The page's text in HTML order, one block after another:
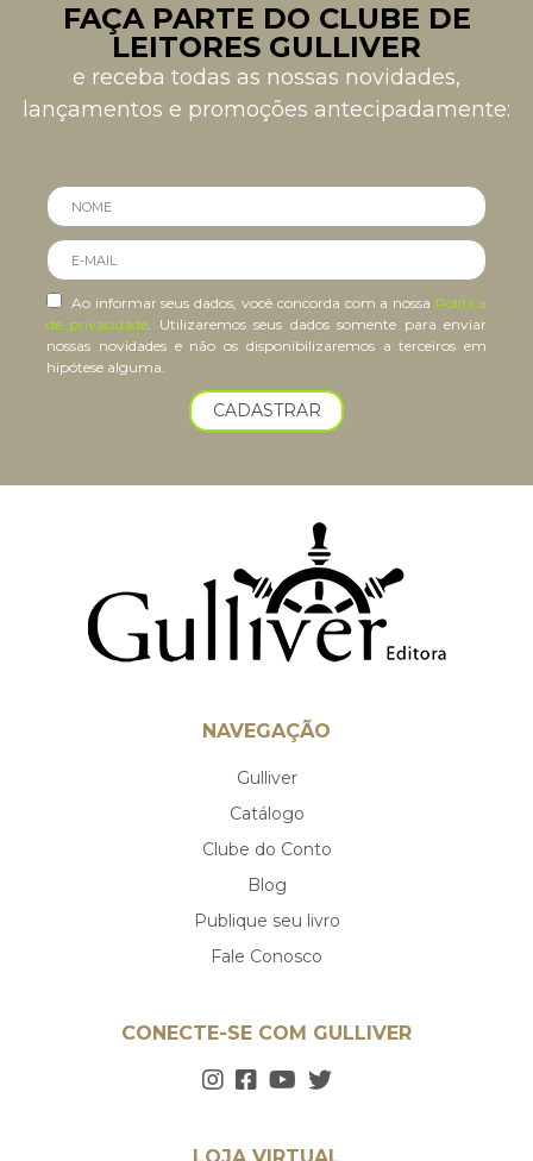
FAÇA PARTE DO CLUBE DE
LEITORES GULLIVER
e receba todas as nossas novidades,
lançamentos e promoções antecipadamente:
Ao informar seus dados, você concorda com a nossa Política
de privacidade. Utilizaremos seus dados somente para enviar
nossas novidades e não os disponibilizaremos a terceiros em
hipótese alguma.
CADASTRAR
NAVEGAÇÃO
Gulliver
Catálogo
Clube do Conto
Blog
Publique seu livro
Fale Conosco
CONECTE-SE COM GULLIVER